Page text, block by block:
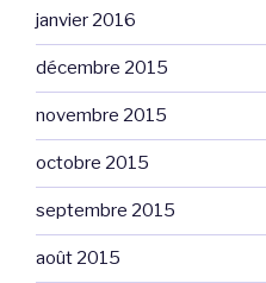
janvier 2016
décembre 2015
novembre 2015
octobre 2015
septembre 2015
août 2015